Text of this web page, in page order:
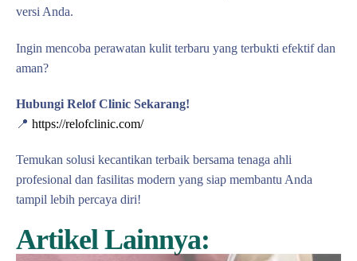
versi Anda.
Ingin mencoba perawatan kulit terbaru yang terbukti efektif dan
aman?
Hubungi Relof Clinic Sekarang!
📍 https://relofclinic.com/
Temukan solusi kecantikan terbaik bersama tenaga ahli
profesional dan fasilitas modern yang siap membantu Anda
tampil lebih percaya diri!
Artikel Lainnya: